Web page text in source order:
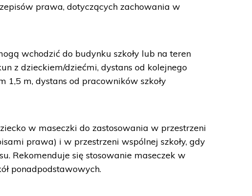
prawa, dotyczących zachowania w
wchodzić do budynku szkoły lub na teren
z dzieckiem/dziećmi, dystans od kolejnego
m, dystans od pracowników szkoły
w maseczki do zastosowania w przestrzeni
prawa) i w przestrzeni wspólnej szkoły, gdy
Rekomenduje się stosowanie maseczek w
ponadpodstawowych.